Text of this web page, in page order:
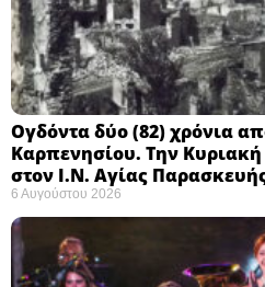
Ογδόντα δύο (82) χρόνια
Καρπενησίου. Την
στον Ι.Ν. Αγίας
6 Αυγούστου 2026